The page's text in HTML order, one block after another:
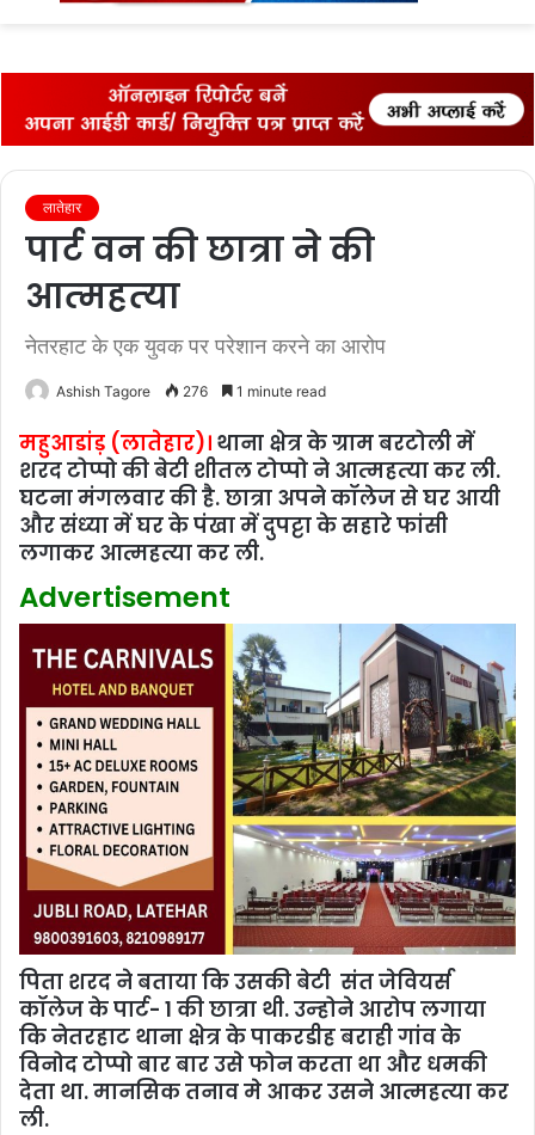
लातेहार
पार्ट वन की छात्रा ने की
आत्‍महत्‍या
नेतरहाट के एक युवक पर परेशान करने का आरोप
Ashish Tagore 276 1 minute read
महुआडांड़ (लातेहार)। थाना क्षेत्र के ग्राम बरटोली में
शरद टोप्पो की बेटी शीतल टोप्‍पो ने आत्‍महत्‍या कर ली.
घटना मंगलवार की है. छात्रा अपने कॉलेज से घर आयी
और संध्‍या में घर के पंखा में दुपट्टा के सहारे फांसी
लगाकर आत्महत्या कर ली.
Advertisement
पिता शरद ने बताया कि उसकी बेटी संत जेवियर्स
कॉलेज के पार्ट- 1 की छात्रा थी. उन्‍होने आरोप लगाया
कि नेतरहाट थाना क्षेत्र के पाकरडीह बराही गांव के
विनोद टोप्पो बार बार उसे फोन करता था और धमकी
देता था. मानसिक तनाव मे आकर उसने आत्महत्या कर
ली.